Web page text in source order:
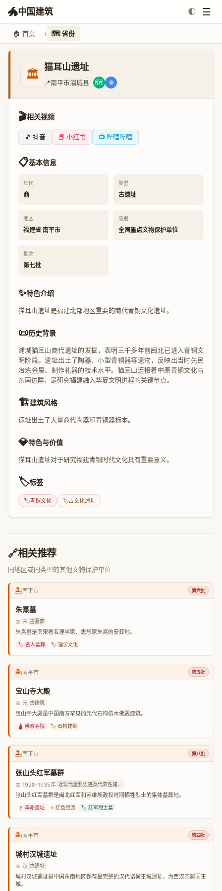
🐲中国建筑 🌓 ☰
🏠 首页 🗺️ 省份
🏛️ 猫耳山遗址
📍南平市浦城县 🗺️ 🌐
🎬相关视频
🎵 抖音 📕 小红书 📺 哔哩哔哩
📋基本信息
年代
商
类型
古遗址
地区
福建省 南平市
级别
全国重点文物保护单位
批次
第七批
✨特色介绍
猫耳山遗址是福建北部地区重要的商代青铜文化遗址。
📜历史背景
浦城猫耳山商代遗址的发掘，表明三千多年前闽北已进入青铜文
明阶段。遗址出土了陶器、小型青铜器等遗物，反映出当时先民
冶炼金属、制作礼器的技术水平。猫耳山连接着中原青铜文化与
东南边陲，是研究福建融入华夏文明进程的关键节点。
🏗️建筑风格
遗址出土了大量商代陶器和青铜器标本。
💎特色与价值
猫耳山遗址对于研究福建青铜时代文化具有重要意义。
🏷️标签
🏷️青铜文化 🏷️古文化遗址
🔗相关推荐
同地区或同类型的其他文物保护单位
🏝️南平市 第六批
朱熹墓
📅 宋 古墓葬
朱熹墓是南宋著名理学家、思想家朱熹的安葬地。
🏷️ 名人墓葬 🏷️ 理学文化
🏝️南平市 第五批
宝山寺大殿
📅 元 古建筑
宝山寺大殿是中国南方罕见的元代石构仿木佛殿建筑。
🛕 佛教寺院 🏷️ 石构建筑
🏝️南平市 第八批
张山头红军墓群
📅 1928-1935年 近现代重要史迹及代表性建...
张山头红军墓群是闽北红军和苏维埃政权时期牺牲烈士的集体墓葬地。
🚩 革命遗址 ⭐ 红色旅游 🏷️ 红军烈士墓
🏝️南平市 第四批
城村汉城遗址
📅 汉 古遗址
城村汉城遗址是中国东南地区保存最完整的汉代诸侯王城遗址，为西汉闽越国王
城。